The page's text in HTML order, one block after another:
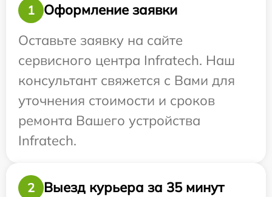
1
Оформление заявки
Оставьте заявку на сайте
сервисного центра Infratech. Наш
консультант свяжется с Вами для
уточнения стоимости и сроков
ремонта Вашего устройства
Infratech.
2
Выезд курьера за 35 минут